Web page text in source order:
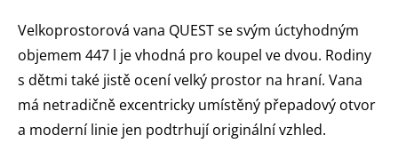
Velkoprostorová vana QUEST se svým úctyhodným
objemem 447 l je vhodná pro koupel ve dvou. Rodiny
s dětmi také jistě ocení velký prostor na hraní. Vana
má netradičně excentricky umístěný přepadový otvor
a moderní linie jen podtrhují originální vzhled.